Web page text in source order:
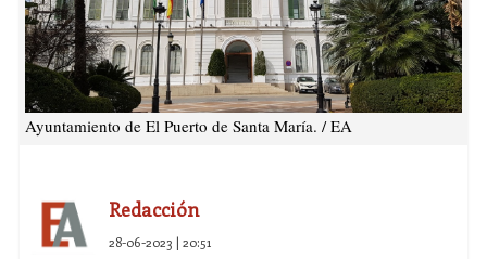
Ayuntamiento de El Puerto de Santa María. / EA
Redacción
28-06-2023 | 20:51